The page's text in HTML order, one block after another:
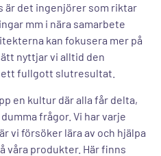
är det ingenjörer som riktar
mm i nära samarbete
kan fokusera mer på
nyttjar vi alltid den
fullgott slutresultat.
en kultur där alla får delta,
frågor. Vi har varje
vi försöker lära av och hjälpa
våra produkter. Här finns